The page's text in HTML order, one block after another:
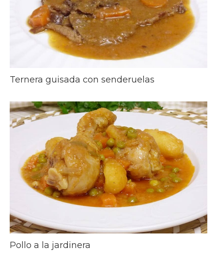
Ternera guisada con senderuelas
Pollo a la jardinera